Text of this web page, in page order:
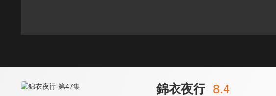
錦衣夜行 8.4